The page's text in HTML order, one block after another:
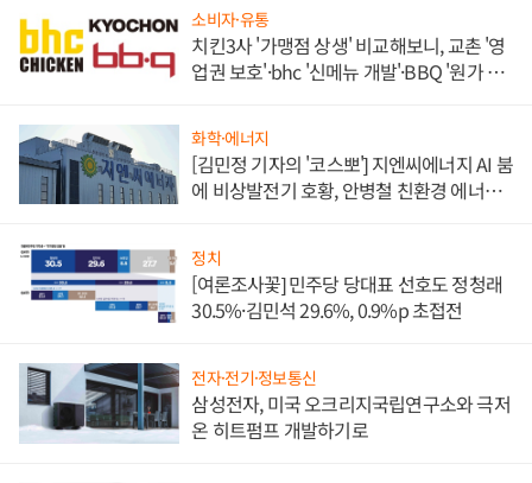
소비자·유통
치킨3사 '가맹점 상생' 비교해보니, 교촌 '영
업권 보호'·bhc '신메뉴 개발'·BBQ '원가 부
화학·에너지
[김민정 기자의 '코스뽀'] 지엔씨에너지 AI 붐
에 비상발전기 호황, 안병철 친환경 에너지
정치
[여론조사꽃] 민주당 당대표 선호도 정청래
30.5%·김민석 29.6%, 0.9%p 초접전
전자·전기·정보통신
삼성전자, 미국 오크리지국립연구소와 극저
온 히트펌프 개발하기로